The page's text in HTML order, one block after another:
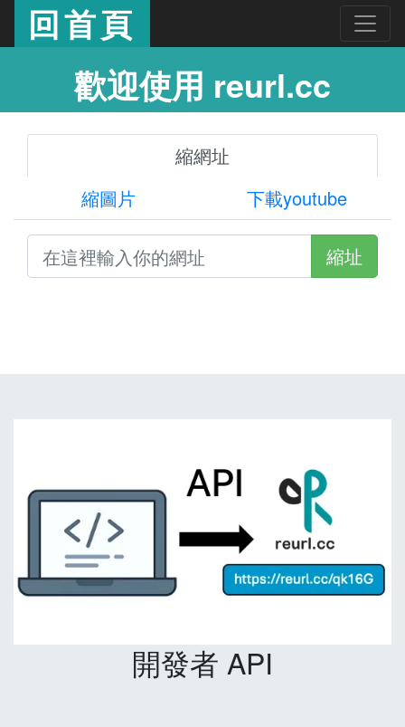
回首頁
歡迎使用 reurl.cc
縮網址
縮圖片
下載youtube
縮址
開發者 API